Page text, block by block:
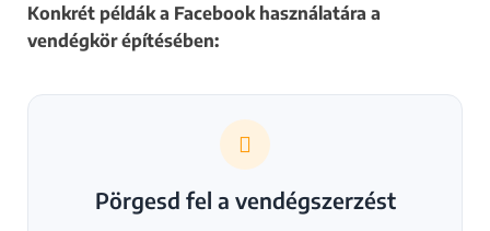
Konkrét példák a Facebook használatára a
vendégkör építésében:
Pörgesd fel a vendégszerzést